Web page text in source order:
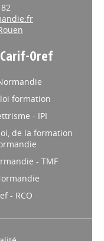
Oref
formation
- IPI
de la formation
- TMF
- RCO